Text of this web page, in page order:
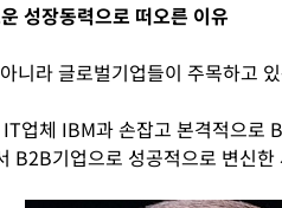
성장동력으로 떠오른 이유
니라 글로벌기업들이 주목하고
업체 IBM과 손잡고 본격적으로
B2B기업으로 성공적으로 변신한